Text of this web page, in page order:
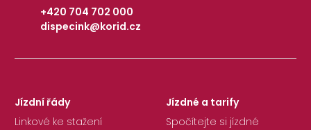
+420 704 702 000
|
dispecink@korid.cz
Jízdní řády
Linkové ke stažení
Jízdné a tarify
Spočítejte si jízdné